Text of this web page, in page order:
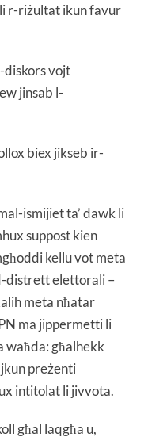
r-riżultat ikun favur
diskors vojt
jinsab l-
biex jikseb ir-
ismijiet ta’ dawk li
suppost kien
kellu vot meta
distrett elettorali –
meta nħatar
ma jippermetti li
waħda: għalhekk
preżenti
intitolat li jivvota.
għal laqgħa u,